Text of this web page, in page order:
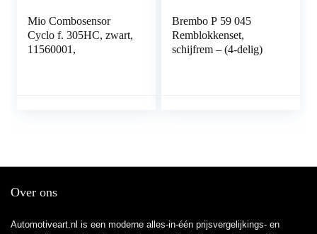
Mio Combosensor
Cyclo f. 305HC, zwart,
11560001,
Brembo P 59 045
Remblokkenset,
schijfrem – (4-delig)
Over ons
Automotiveart.nl is een moderne alles-in-één prijsvergelijkings- en